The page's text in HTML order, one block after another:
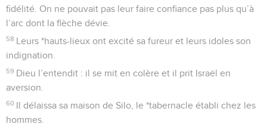
fidélité. On ne pouvait pas leur faire confiance pas plus qu’à
l’arc dont la flèche dévie.
58 Leurs *hauts-lieux ont excité sa fureur et leurs idoles son
indignation.
59 Dieu l’entendit : il se mit en colère et il prit Israël en
aversion.
60 Il délaissa sa maison de Silo, le *tabernacle établi chez les
hommes.